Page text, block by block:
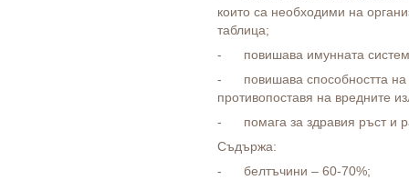
които са необходими на
таблица;
- повишава имунната
- повишава способността на
противопоставя на вредните
- помага за здравия ръст и
Съдържа:
- белтъчини – 60-70%;